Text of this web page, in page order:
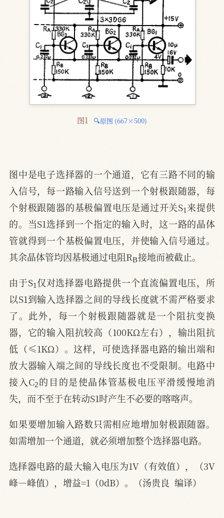
图1 🔍原图 (667×500)
图中是电子选择器的一个通道，它有三路不同的输
入信号，每一路输入信号送到一个射极跟随器，每
个射极跟随器的基极偏置电压是通过开关S1来提供
的。当S1选择到一个指定的输入时，这一路的晶体
管就得到一个基极偏置电压，并使输入信号通过。
其余晶体管均因基极通过电阻RB接地而被截止。
由于S 仅对选择器电路提供一个直流偏置电压，所
以S1到输入选择器之间的导线长度就不需严格要求
了。此外，每一个射极跟随器就是一个阻抗变换
器，它的输入阻抗较高（100KΩ左右），输出阻抗
低（≤1KΩ）。这样，可使选择器电路的输出端和
放大器输入端之间的导线长度也不受限制。电路中
接入C2的目的是使晶体管基极电压平滑缓慢地消
失，而不至于在转动S1时产生不必要的喀喀声。
如果要增加输入路数只需相应地增加射极跟随器。
如需增加一个通道，就必须增加整个选择器电路。
选择器电路的最大输入电压为1V（有效值），（3V
峰—峰值），增益=1（0dB）。（汤贵良  编译）